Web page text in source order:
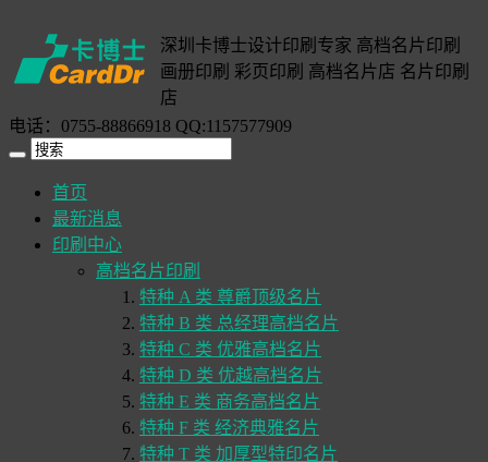
深圳卡博士设计印刷专家 高档名片印刷
画册印刷 彩页印刷 高档名片店 名片印刷
店
电话：0755-88866918 QQ:1157577909
首页
最新消息
印刷中心
高档名片印刷
特种 A 类 尊爵顶级名片
特种 B 类 总经理高档名片
特种 C 类 优雅高档名片
特种 D 类 优越高档名片
特种 E 类 商务高档名片
特种 F 类 经济典雅名片
特种 T 类 加厚型特印名片